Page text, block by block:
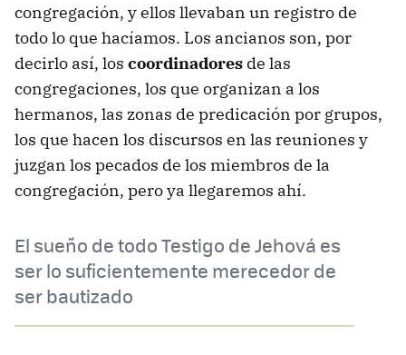
congregación, y ellos llevaban un registro de
todo lo que hacíamos. Los ancianos son, por
decirlo así, los coordinadores de las
congregaciones, los que organizan a los
hermanos, las zonas de predicación por grupos,
los que hacen los discursos en las reuniones y
juzgan los pecados de los miembros de la
congregación, pero ya llegaremos ahí.
El sueño de todo Testigo de Jehová es
ser lo suficientemente merecedor de
ser bautizado